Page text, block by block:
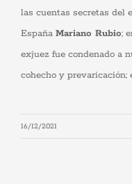
las cuentas secretas del
España Mariano Rubio;
exjuez fue condenado a
cohecho y prevaricación;
16/12/2021